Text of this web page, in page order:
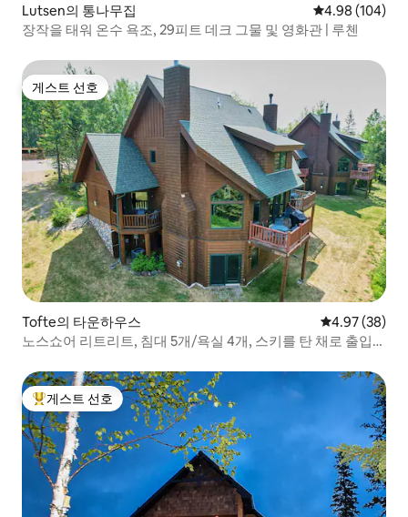
Lutsen의 통나무집 평점 4.98점(5
4.98 (104)
장작을 태워 온수 욕조, 29피트 데크 그물 및 영화관 | 루첸
게스트 선호
게스트 선호
Tofte의 타운하우스 평점 4.97점(5
4.97 (38)
노스쇼어 리트리트, 침대 5개/욕실 4개, 스키를 탄 채로 출입
상위 게스트 선호
게스트 선호